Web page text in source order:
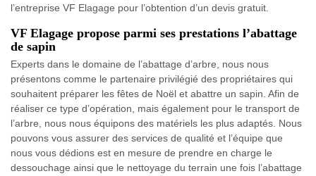
l’entreprise VF Elagage pour l’obtention d’un devis gratuit.
VF Elagage propose parmi ses prestations l’abattage
de sapin
Experts dans le domaine de l’abattage d’arbre, nous nous
présentons comme le partenaire privilégié des propriétaires qui
souhaitent préparer les fêtes de Noël et abattre un sapin. Afin de
réaliser ce type d’opération, mais également pour le transport de
l’arbre, nous nous équipons des matériels les plus adaptés. Nous
pouvons vous assurer des services de qualité et l’équipe que
nous vous dédions est en mesure de prendre en charge le
dessouchage ainsi que le nettoyage du terrain une fois l’abattage